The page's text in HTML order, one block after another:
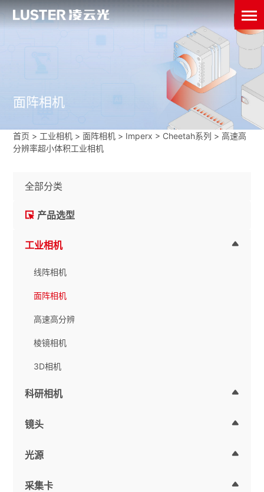
面阵相机
首页 > 工业相机 >面阵相机 > Imperx > Cheetah系列 >高速高
分辨率超小体积工业相机
全部分类
产品选型
工业相机
线阵相机
面阵相机
高速高分辨
棱镜相机
3D相机
科研相机
镜头
光源
采集卡